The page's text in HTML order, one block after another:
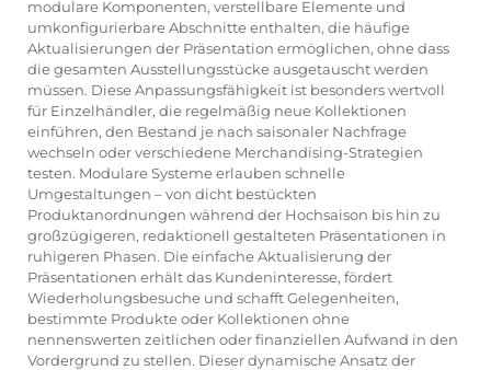
modulare Komponenten, verstellbare Elemente und
umkonfigurierbare Abschnitte enthalten, die häufige
Aktualisierungen der Präsentation ermöglichen, ohne dass
die gesamten Ausstellungsstücke ausgetauscht werden
müssen. Diese Anpassungsfähigkeit ist besonders wertvoll
für Einzelhändler, die regelmäßig neue Kollektionen
einführen, den Bestand je nach saisonaler Nachfrage
wechseln oder verschiedene Merchandising-Strategien
testen. Modulare Systeme erlauben schnelle
Umgestaltungen – von dicht bestückten
Produktanordnungen während der Hochsaison bis hin zu
großzügigeren, redaktionell gestalteten Präsentationen in
ruhigeren Phasen. Die einfache Aktualisierung der
Präsentationen erhält das Kundeninteresse, fördert
Wiederholungsbesuche und schafft Gelegenheiten,
bestimmte Produkte oder Kollektionen ohne
nennenswerten zeitlichen oder finanziellen Aufwand in den
Vordergrund zu stellen. Dieser dynamische Ansatz der